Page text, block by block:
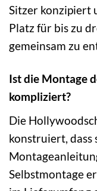
Sitzer konzipiert
Platz für bis zu
gemeinsam zu
Ist die Montage
kompliziert?
Die
konstruiert, dass
Selbstmontage